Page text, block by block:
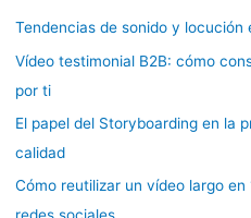
a
Tendencias de sonido y
Vídeo testimonial B2B: cómo
por ti
El papel del Storyboarding en la
calidad
Cómo reutilizar un vídeo largo